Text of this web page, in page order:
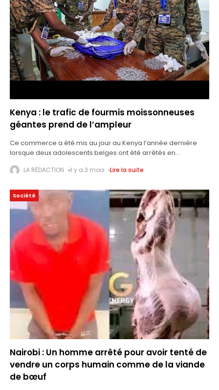
Kenya : le trafic de fourmis moissonneuses
géantes prend de l’ampleur
Ce commerce a été mis au jour au Kenya l’année dernière
lorsque deux adolescents belges ont été arrêtés en
moissonneuses
LA RÉDACTION il y a 3 mois Lire la suite
Société
Nairobi : Un homme arrêté pour avoir tenté de
vendre un corps humain comme de la viande
de bœuf